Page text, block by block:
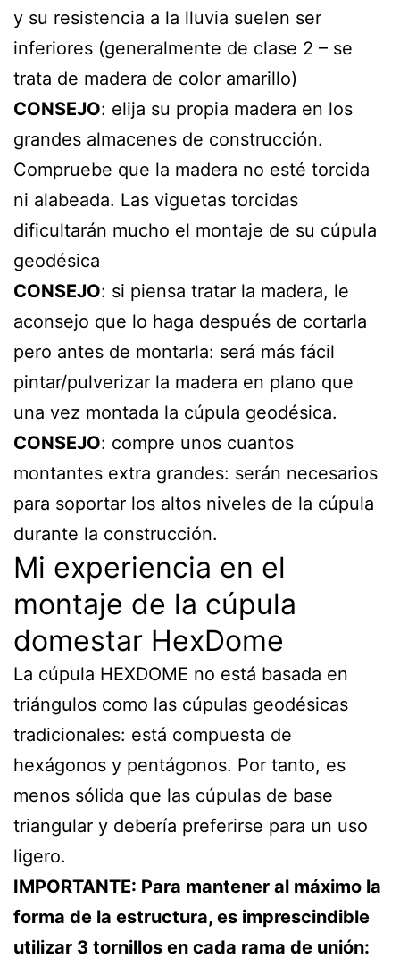
y su resistencia a la lluvia suelen ser
inferiores (generalmente de clase 2 – se
trata de madera de color amarillo)
CONSEJO: elija su propia madera en los
grandes almacenes de construcción.
Compruebe que la madera no esté torcida
ni alabeada. Las viguetas torcidas
dificultarán mucho el montaje de su cúpula
geodésica
CONSEJO: si piensa tratar la madera, le
aconsejo que lo haga después de cortarla
pero antes de montarla: será más fácil
pintar/pulverizar la madera en plano que
una vez montada la cúpula geodésica.
CONSEJO: compre unos cuantos
montantes extra grandes: serán necesarios
para soportar los altos niveles de la cúpula
durante la construcción.
Mi experiencia en el
montaje de la cúpula
domestar HexDome
La cúpula HEXDOME no está basada en
triángulos como las cúpulas geodésicas
tradicionales: está compuesta de
hexágonos y pentágonos. Por tanto, es
menos sólida que las cúpulas de base
triangular y debería preferirse para un uso
ligero.
IMPORTANTE: Para mantener al máximo la
forma de la estructura, es imprescindible
utilizar 3 tornillos en cada rama de unión: